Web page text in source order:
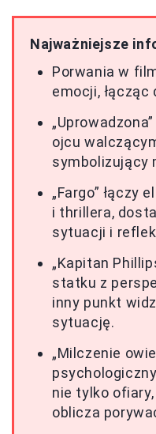
Najważniejsze
Porwania w
emocji,
ojcu
symbolizujący
„Fargo” łączy
i thrillera,
sytuacji i
„Kapitan
statku z
inny punkt
sytuację.
„Milczenie
nie tylko
oblicza